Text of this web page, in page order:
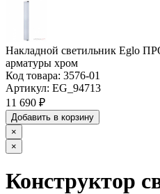
Накладной светильник Eglo
арматуры хром
Код товара: 3576-01
Артикул: EG_94713
11 690 ₽
Добавить в корзину
×
×
Конструктор